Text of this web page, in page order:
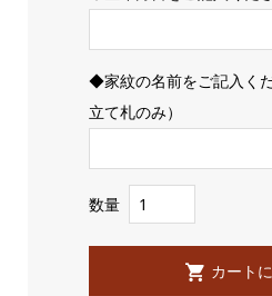
◆家紋の名前をご記入く
立て札のみ）
数量